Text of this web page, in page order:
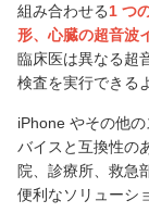
組み合わせる1 つ
形、心臓の超音波
臨床医は異なる超
検査を実行できる
iPhone やその他
バイスと互換性の
院、診療所、救急
便利なソリューシ